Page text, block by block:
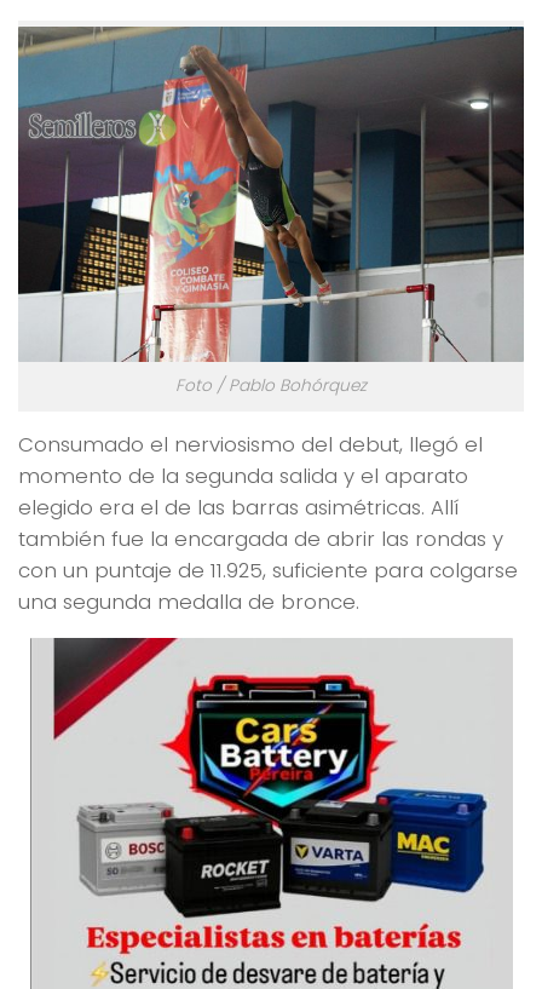
Foto / Pablo Bohórquez
Consumado el nerviosismo del debut, llegó el
momento de la segunda salida y el aparato
elegido era el de las barras asimétricas. Allí
también fue la encargada de abrir las rondas y
con un puntaje de 11.925, suficiente para colgarse
una segunda medalla de bronce.